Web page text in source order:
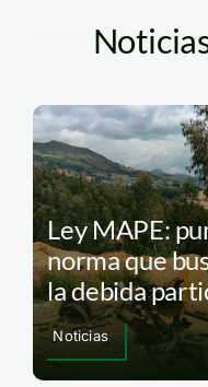
Ley MAPE:
norma que
la debida
Noticias